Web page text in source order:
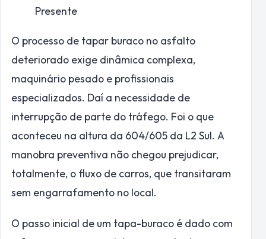
Presente
O processo de tapar buraco no asfalto
deteriorado exige dinâmica complexa,
maquinário pesado e profissionais
especializados. Daí a necessidade de
interrupção de parte do tráfego. Foi o que
aconteceu na altura da 604/605 da L2 Sul. A
manobra preventiva não chegou prejudicar,
totalmente, o fluxo de carros, que transitaram
sem engarrafamento no local.
O passo inicial de um tapa-buraco é dado com